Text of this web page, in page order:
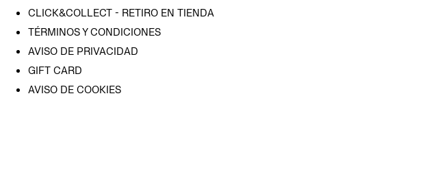
CLICK&COLLECT - RETIRO EN TIENDA
TÉRMINOS Y CONDICIONES
AVISO DE PRIVACIDAD
GIFT CARD
AVISO DE COOKIES